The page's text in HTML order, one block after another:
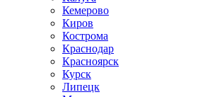
Кемерово
Киров
Кострома
Краснодар
Красноярск
Курск
Липецк